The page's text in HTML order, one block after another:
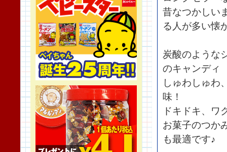
昔なつかしい
る人が多い懐
炭酸のような
のキャンディ
しゅわしゅわ
味！
ドキドキ、ワ
お菓子のつか
も最適です♪